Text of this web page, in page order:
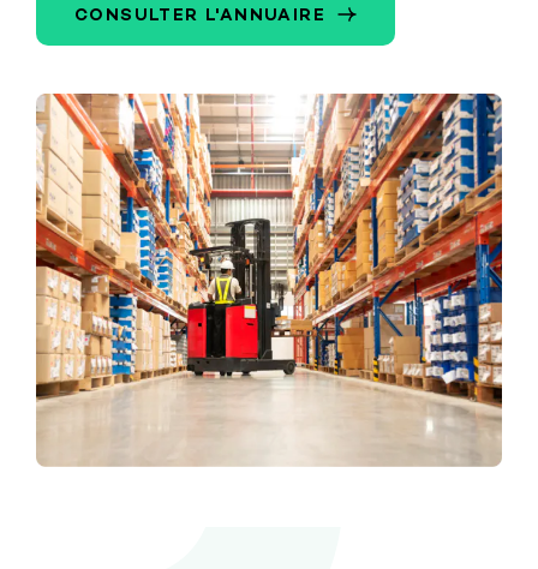
CONSULTER L'ANNUAIRE